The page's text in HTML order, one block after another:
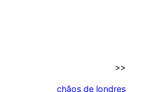
>>
chãos de londres